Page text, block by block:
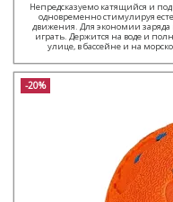
Непредсказуемо катящийся и
одновременно стимулируя
движения. Для экономии заряда
играть. Держится на воде и
улице, в бассейне и на
-20%